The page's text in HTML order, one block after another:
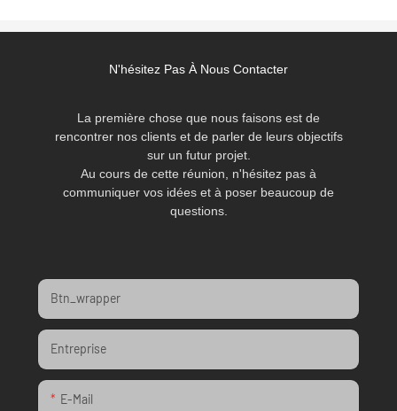
N'hésitez Pas À Nous Contacter
La première chose que nous faisons est de
rencontrer nos clients et de parler de leurs objectifs
sur un futur projet.
Au cours de cette réunion, n'hésitez pas à
communiquer vos idées et à poser beaucoup de
questions.
Btn_wrapper
Entreprise
E-Mail